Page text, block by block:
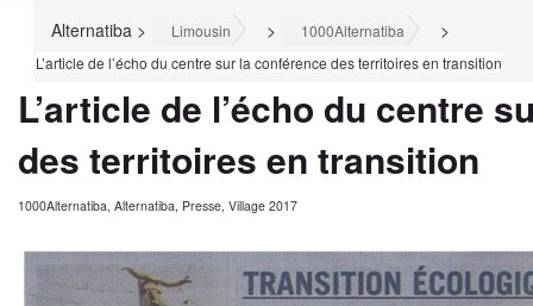
Alternatiba > Limousin > 1000Alternatiba >
L’article de l’écho du centre sur la conférence des territoires en transition
L’article de l’écho du centre
des territoires en transition
1000Alternatiba, Alternatiba, Presse, Village 2017